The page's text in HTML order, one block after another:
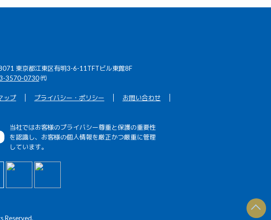
東京都江東区有明3-6-11TFTビル東館8F
3570-0730㈹
ップ プライバシー・ポリシー
お問い合わせ
当社ではお客様のプライバシー尊重と保護の重要性
を認識し、お客様の個人情報を厳正かつ厳重に管理
しています。
Reserved.